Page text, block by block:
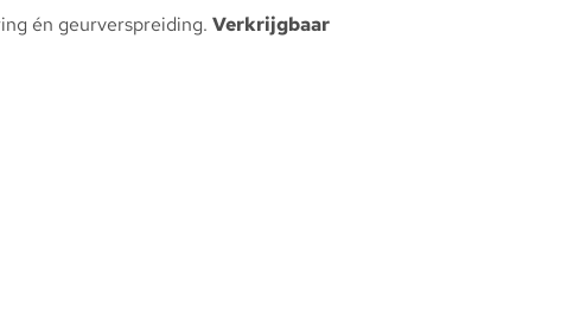
én geurverspreiding. Verkrijgbaar